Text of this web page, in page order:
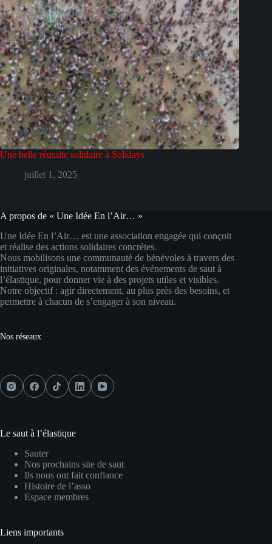
Une belle réussite solidaire à Solidays
juillet 1, 2025
A propos de « Une Idée En l’Air… »
Une Idée En l’Air… est une association engagée qui conçoit
et réalise des actions solidaires concrètes.
Nous mobilisons une communauté de bénévoles à travers des
initiatives originales, notamment des événements de saut à
l’élastique, pour donner vie à des projets utiles et visibles.
Notre objectif : agir directement, au plus près des besoins, et
permettre à chacun de s’engager à son niveau.
Nos réseaux
Le saut à l’élastique
Sauter
Nos prochains site de saut
Ils nous ont fait confiance
Histoire de l’asso
Espace membres
Liens importants